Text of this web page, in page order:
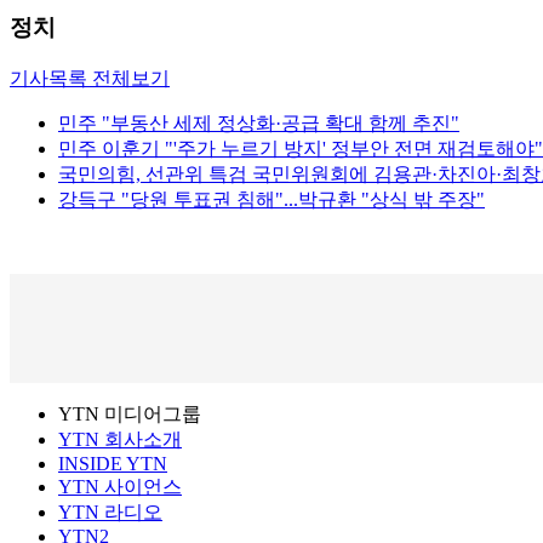
정치
기사목록 전체보기
민주 "부동산 세제 정상화·공급 확대 함께 추진"
민주 이훈기 "'주가 누르기 방지' 정부안 전면 재검토해야"
국민의힘, 선관위 특검 국민위원회에 김용관·차진아·최
강득구 "당원 투표권 침해"...박규환 "상식 밖 주장"
YTN 미디어그룹
YTN 회사소개
INSIDE YTN
YTN 사이언스
YTN 라디오
YTN2